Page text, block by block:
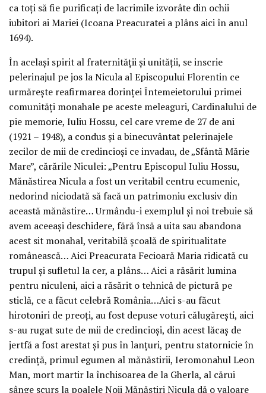
ca toţi să fie purificaţi de lacrimile izvorâte din ochii
iubitori ai Mariei (Icoana Preacuratei a plâns aici în anul
1694).
În acelaşi spirit al fraternităţii şi unităţii, se inscrie
pelerinajul pe jos la Nicula al Episcopului Florentin ce
urmăreşte reafirmarea dorinţei Întemeietorului primei
comunităţi monahale pe aceste meleaguri, Cardinalului de
pie memorie, Iuliu Hossu, cel care vreme de 27 de ani
(1921 – 1948), a condus şi a binecuvântat pelerinajele
zecilor de mii de credincioşi ce invadau, de „Sfântă Mărie
Mare”, cărările Niculei: „Pentru Episcopul Iuliu Hossu,
Mănăstirea Nicula a fost un veritabil centru ecumenic,
nedorind niciodată să facă un patrimoniu exclusiv din
această mănăstire… Urmându-i exemplul şi noi trebuie să
avem aceeaşi deschidere, fără însă a uita sau abandona
acest sit monahal, veritabilă şcoală de spiritualitate
românească… Aici Preacurata Fecioară Maria ridicată cu
trupul şi sufletul la cer, a plâns… Aici a răsărit lumina
pentru niculeni, aici a răsărit o tehnică de pictură pe
sticlă, ce a făcut celebră România…Aici s-au făcut
hirotoniri de preoţi, au fost depuse voturi călugăreşti, aici
s-au rugat sute de mii de credincioşi, din acest lăcaş de
jertfă a fost arestat şi pus în lanţuri, pentru statornicie în
credinţă, primul egumen al mănăstirii, Ieromonahul Leon
Man, mort martir la închisoarea de la Gherla, al cărui
sânge scurs la poalele Noii Mănăstiri Nicula dă o valoare